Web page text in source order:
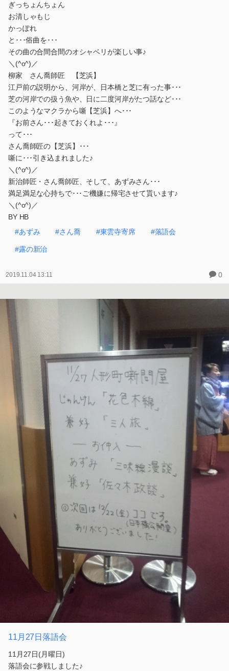
ぎっちょんちょん
お清しゃもじ
かっぽれ
と･･･俗曲を･･･
その曲の合間合間のオシャベリが楽しい事♪
＼(^o^)／
柳家 さん喬師匠 【芝浜】
江戸前の説明から、河岸が、日本橋と芝に有った事･･･
芝の河岸での扱う魚や、日に二度河岸がたつ話など･･･
このようなマクラから噺【芝浜】へ･･･
『お前さん･･･起きておくれよ･･･』
って･･･
さん喬師匠の【芝浜】･･･
噺に･･･引き込まれました♪
＼(^o^)／
新治師匠・さん喬師匠、そして、あずみさん･･･
満足満足な心持ちで･･･ご機嫌に帰宅させて貰います♪
＼(^o^)／
BY HB
#あずみ
#さん喬 #東雲寺寄席 #落語会
#露の新治
2019.11.04 13:11 0
11月27日落語会
11月27日(月曜日)
落語会に参戦しました♪